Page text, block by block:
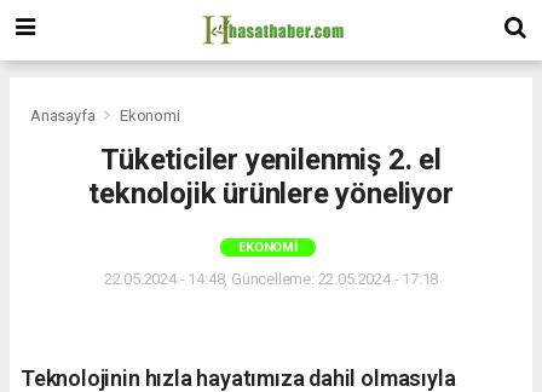
Anasayfa Ekonomi
Tüketiciler yenilenmiş 2. el
teknolojik ürünlere yöneliyor
EKONOMI
22.05.2024 - 14:48, Güncelleme: 22.05.2024 - 17:18
Teknolojinin hızla hayatımıza dahil olmasıyla